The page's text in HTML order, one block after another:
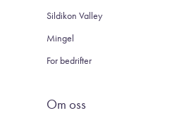
Sildikon Valley
Mingel
For bedrifter
Om oss